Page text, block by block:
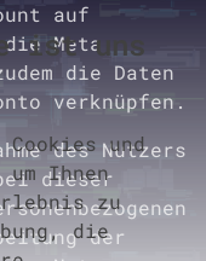
ist uns
Cookies und
Ihnen
zu
die
auf
Meta
die Daten
verknüpfen.
des Nutzers
dieser
der